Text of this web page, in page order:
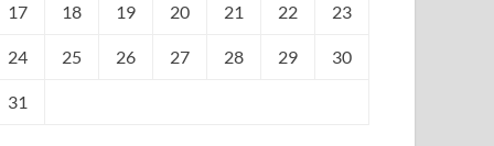
17 18 19 20 21 22 23
24 25 26 27 28 29 30
31